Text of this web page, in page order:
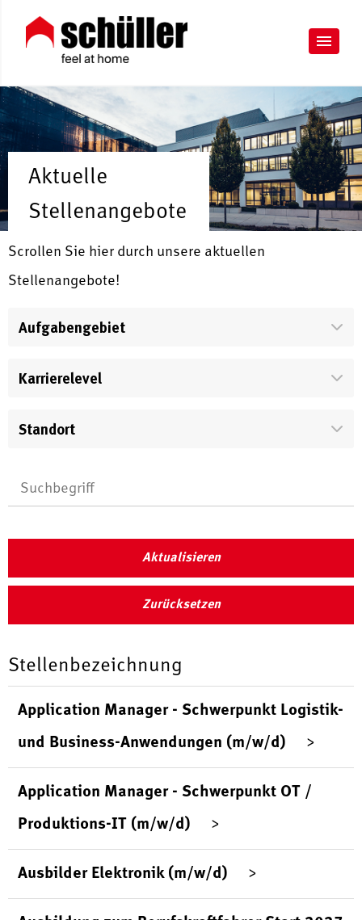
Aktuelle
Stellenangebote
Scrollen Sie hier durch unsere aktuellen
Stellenangebote!
Aufgabengebiet
Karrierelevel
Standort
Aktualisieren
Zurücksetzen
Stellenbezeichnung
Application Manager - Schwerpunkt Logistik-
und Business-Anwendungen (m/w/d)
Application Manager - Schwerpunkt OT /
Produktions-IT (m/w/d)
Ausbilder Elektronik (m/w/d)